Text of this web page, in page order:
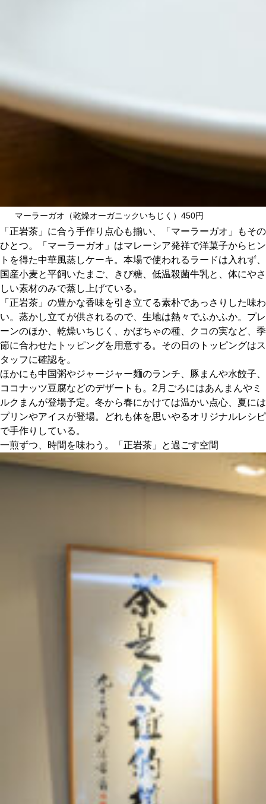
マーラーガオ（乾燥オーガニックいちじく）450円
「正岩茶」に合う手作り点心も揃い、「マーラーガオ」もその
ひとつ。「マーラーガオ」はマレーシア発祥で洋菓子からヒン
トを得た中華風蒸しケーキ。本場で使われるラードは入れず、
国産小麦と平飼いたまご、きび糖、低温殺菌牛乳と、体にやさ
しい素材のみで蒸し上げている。
「正岩茶」の豊かな香味を引き立てる素朴であっさりした味わ
い。蒸かし立てが供されるので、生地は熱々でふかふか。プレ
ーンのほか、乾燥いちじく、かぼちゃの種、クコの実など、季
節に合わせたトッピングを用意する。その日のトッピングはス
タッフに確認を。
ほかにも中国粥やジャージャー麺のランチ、豚まんや水餃子、
ココナッツ豆腐などのデザートも。2月ごろにはあんまんやミ
ルクまんが登場予定。冬から春にかけては温かい点心、夏には
プリンやアイスが登場。どれも体を思いやるオリジナルレシピ
で手作りしている。
一煎ずつ、時間を味わう。「正岩茶」と過ごす空間